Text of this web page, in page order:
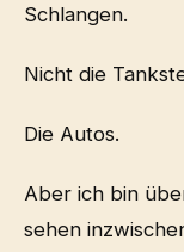
Schlangen.
Nicht die
Die Autos.
Aber ich bin
sehen